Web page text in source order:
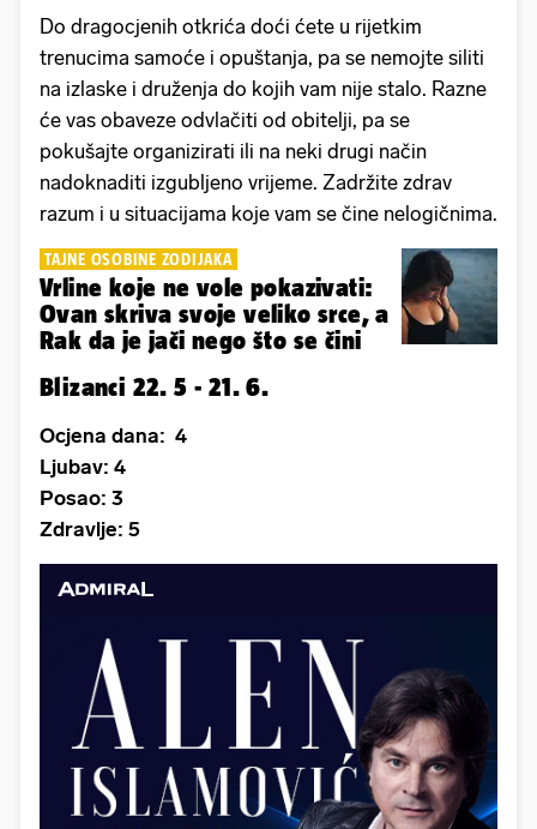
Do dragocjenih otkrića doći ćete u rijetkim
trenucima samoće i opuštanja, pa se nemojte siliti
na izlaske i druženja do kojih vam nije stalo. Razne
će vas obaveze odvlačiti od obitelji, pa se
pokušajte organizirati ili na neki drugi način
nadoknaditi izgubljeno vrijeme. Zadržite zdrav
razum i u situacijama koje vam se čine nelogičnima.
TAJNE OSOBINE ZODIJAKA
Vrline koje ne vole pokazivati:
Ovan skriva svoje veliko srce, a
Rak da je jači nego što se čini
Blizanci 22. 5 - 21. 6.
Ocjena dana: 4
Ljubav: 4
Posao: 3
Zdravlje: 5